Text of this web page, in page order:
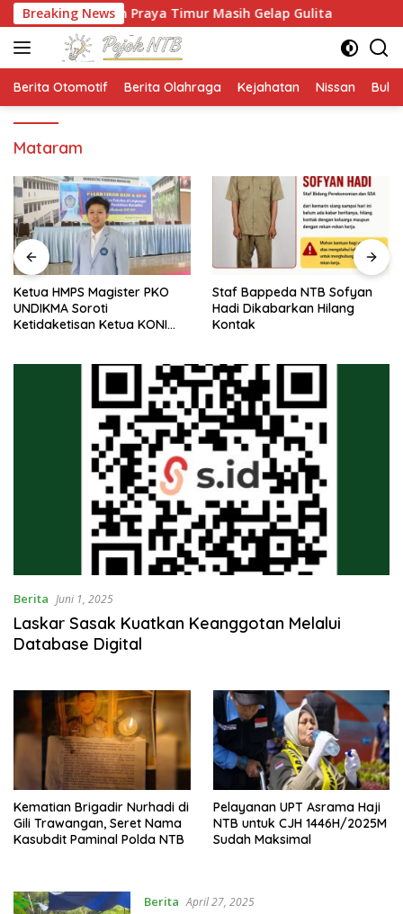
Langsung
ke
konten
Breaking News
Jalan Praya Timur Masih Gelap Gulita Ketua HMPS
Berita Otomotif Berita Olahraga Kejahatan Nissan
Mataram
Ketua HMPS Magister PKO
UNDIKMA Soroti
Ketidaketisan Ketua KONI
Arena Kepentingan Sesaat
Staf Bappeda NTB Sofyan
Hadi Dikabarkan Hilang
Kontak
Berita Juni 1, 2025
Laskar Sasak Kuatkan Keanggotan Melalui
Database Digital
Kematian Brigadir Nurhadi di
Gili Trawangan, Seret Nama
Kasubdit Paminal Polda NTB
Pelayanan UPT Asrama Haji
NTB untuk CJH 1446H/2025M
Sudah Maksimal
Berita April 27, 2025